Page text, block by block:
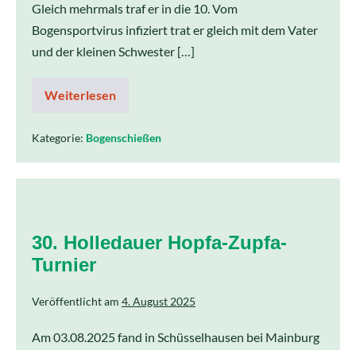
Gleich mehrmals traf er in die 10. Vom
Bogensportvirus infiziert trat er gleich mit dem Vater
und der kleinen Schwester […]
Weiterlesen
Kategorie: Bogenschießen
30. Holledauer Hopfa-Zupfa-
Turnier
Veröffentlicht am 4. August 2025
Am 03.08.2025 fand in Schüsselhausen bei Mainburg